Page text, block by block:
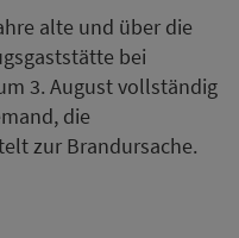
alte und über die
bei
3. August vollständig
die
zur Brandursache.